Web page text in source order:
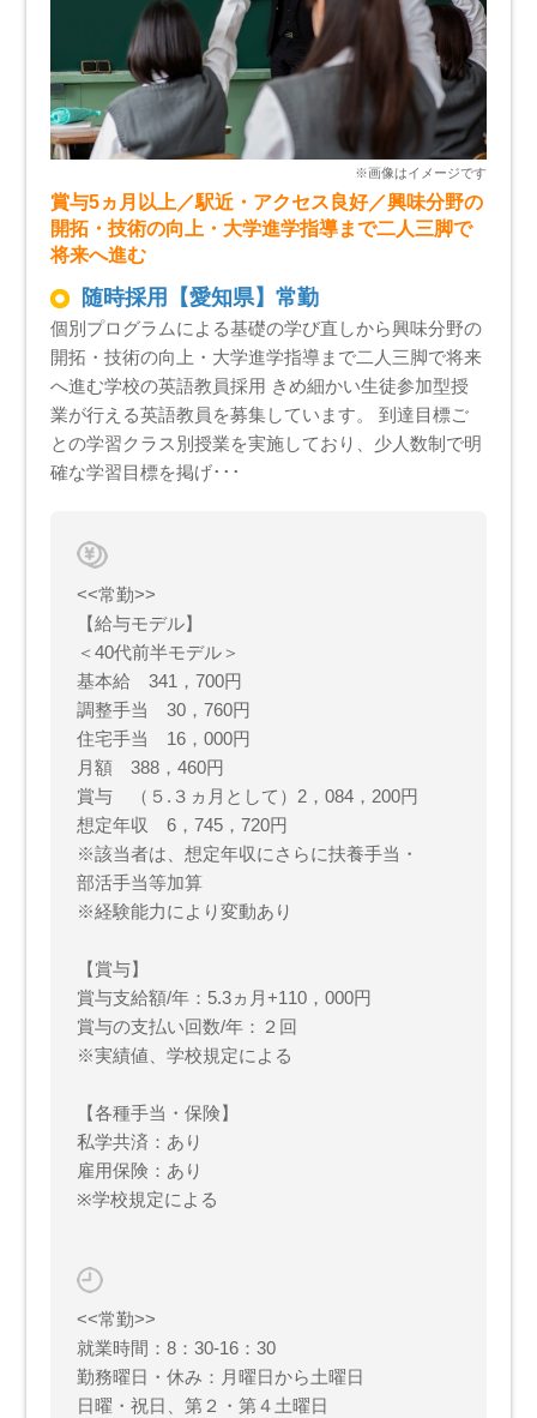
賞与5ヵ月以上／駅近・アクセス良好／興味分野の
開拓・技術の向上・大学進学指導まで二人三脚で
将来へ進む
随時採用【愛知県】常勤
個別プログラムによる基礎の学び直しから興味分野の
開拓・技術の向上・大学進学指導まで二人三脚で将来
へ進む学校の英語教員採用 きめ細かい生徒参加型授
業が行える英語教員を募集しています。 到達目標ご
との学習クラス別授業を実施しており、少人数制で明
確な学習目標を掲げ･･･
<<常勤>>
【給与モデル】
＜40代前半モデル＞
基本給 341，700円
調整手当 30，760円
住宅手当 16，000円
月額 388，460円
賞与 （５.３ヵ月として）2，084，200円
想定年収 6，745，720円
※該当者は、想定年収にさらに扶養手当・
部活手当等加算
※経験能力により変動あり
【賞与】
賞与支給額/年：5.3ヵ月+110，000円
賞与の支払い回数/年：２回
※実績値、学校規定による
【各種手当・保険】
私学共済：あり
雇用保険：あり
※学校規定による
<<常勤>>
就業時間：8：30-16：30
勤務曜日・休み：月曜日から土曜日
日曜・祝日、第２・第４土曜日